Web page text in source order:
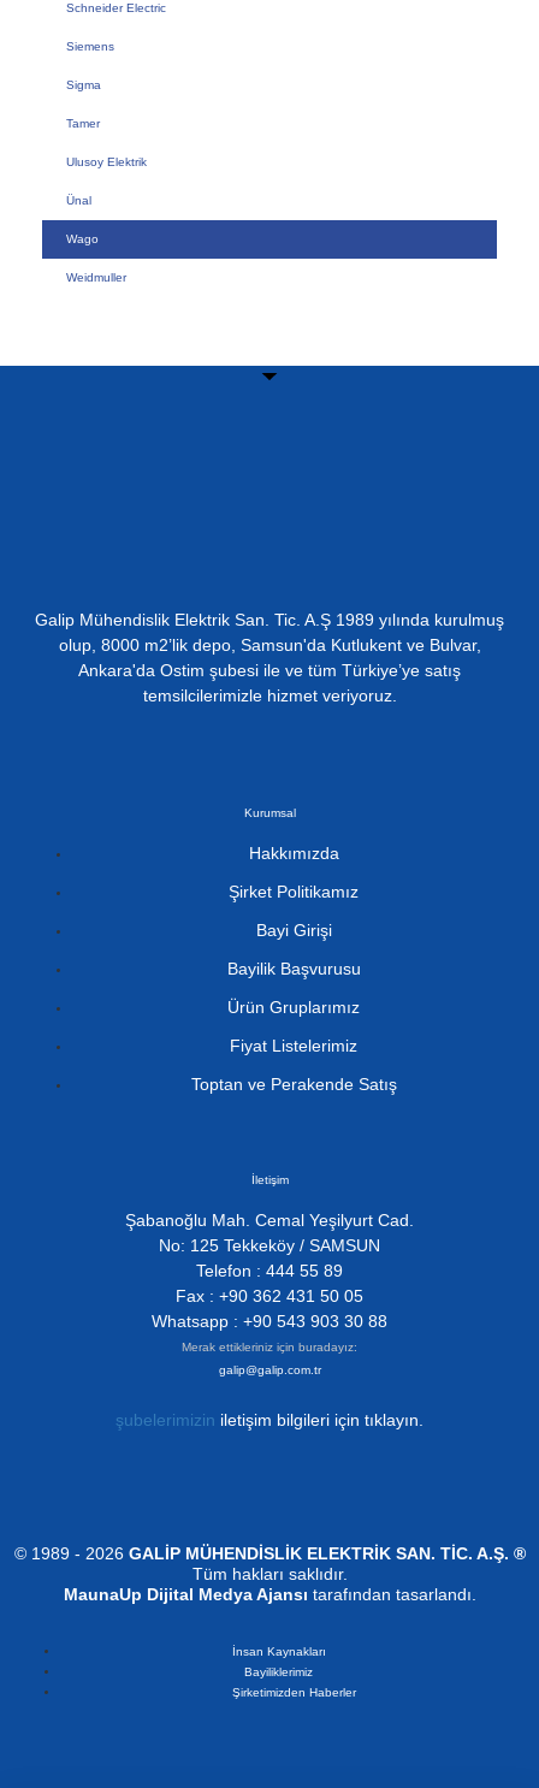
Schneider Electric
Siemens
Sigma
Tamer
Ulusoy Elektrik
Ünal
Wago
Weidmuller
Galip Mühendislik Elektrik San. Tic. A.Ş 1989 yılında kurulmuş
olup, 8000 m2’lik depo, Samsun'da Kutlukent ve Bulvar,
Ankara'da Ostim şubesi ile ve tüm Türkiye’ye satış
temsilcilerimizle hizmet veriyoruz.
Kurumsal
Hakkımızda
Şirket Politikamız
Bayi Girişi
Bayilik Başvurusu
Ürün Gruplarımız
Fiyat Listelerimiz
Toptan ve Perakende Satış
İletişim
Şabanoğlu Mah. Cemal Yeşilyurt Cad.
No: 125 Tekkeköy / SAMSUN
Telefon : 444 55 89
Fax : +90 362 431 50 05
Whatsapp : +90 543 903 30 88
Merak ettikleriniz için buradayız:
galip@galip.com.tr
şubelerimizin iletişim bilgileri için tıklayın.
© 1989 - 2026 GALİP MÜHENDİSLİK ELEKTRİK SAN. TİC. A.Ş. ®
Tüm hakları saklıdır.
MaunaUp Dijital Medya Ajansı tarafından tasarlandı.
İnsan Kaynakları
Bayiliklerimiz
Şirketimizden Haberler